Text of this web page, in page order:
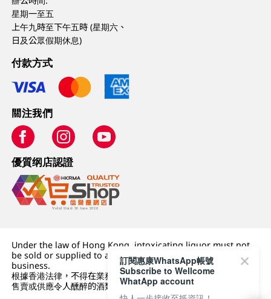
星期一至五
上午九時至下午五時 (星期六、
日及公眾假期休息)
付款方式
關注我們
優質纲店認證
Under the law of Hong Kong, intoxicating liquor must not
be sold or supplied to a minor (under 18) in the course of
business.
根據香港法律，不得在業務過程中，向未成年人 (18 歲以下人士)
售賣或供應令人醺醉的酒類。
訂閱惠康WhatsApp帳號
Subscribe to Wellcome
WhatApp account